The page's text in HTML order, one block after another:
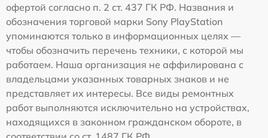
офертой согласно п. 2 ст. 437 ГК РФ. Названия и
обозначения торговой марки Sony PlayStation
упоминаются только в информационных целях —
чтобы обозначить перечень техники, с которой мы
работаем. Наша организация не аффилирована с
владельцами указанных товарных знаков и не
представляет их интересы. Все виды ремонтных
работ выполняются исключительно на устройствах,
находящихся в законном гражданском обороте, в